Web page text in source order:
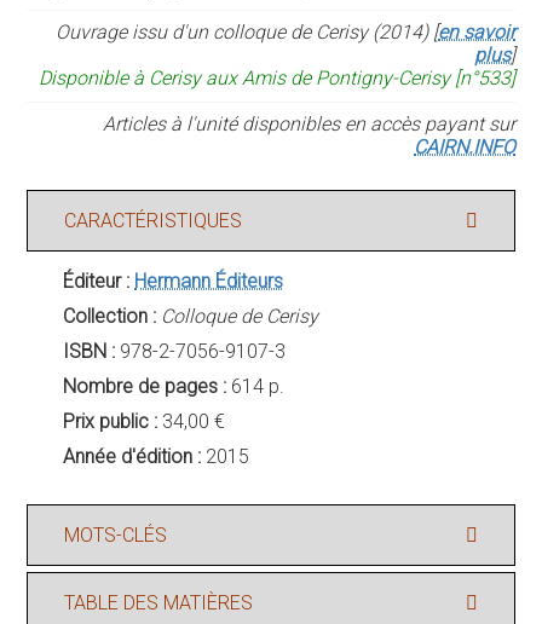
Ouvrage issu d'un colloque de Cerisy (2014) [en savoir
plus]
Disponible à Cerisy aux Amis de Pontigny-Cerisy [n°533]
Articles à l'unité disponibles en accès payant sur
CAIRN.INFO
CARACTÉRISTIQUES
Éditeur : Hermann Éditeurs
Collection : Colloque de Cerisy
ISBN : 978-2-7056-9107-3
Nombre de pages : 614 p.
Prix public : 34,00 €
Année d'édition : 2015
MOTS-CLÉS
TABLE DES MATIÈRES